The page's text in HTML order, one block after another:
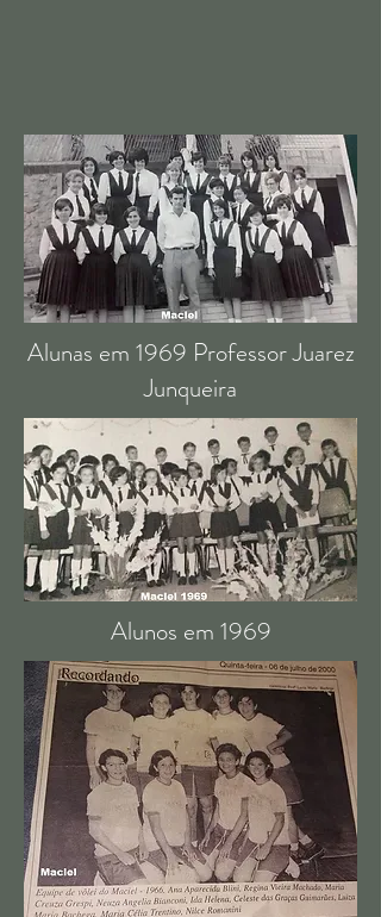
Alunas em 1969 Professor Juarez
Junqueira
Alunos em 1969